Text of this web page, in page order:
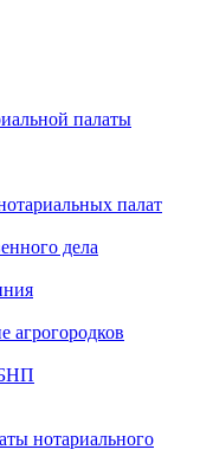
палаты
палат
дела
агрогородков
нотариального